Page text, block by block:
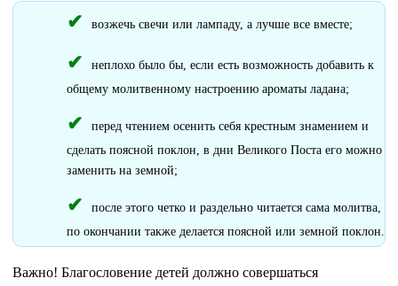
возжечь свечи или лампаду, а лучше все вместе;
неплохо было бы, если есть возможность добавить к
общему молитвенному настроению ароматы ладана;
перед чтением осенить себя крестным знамением и
сделать поясной поклон, в дни Великого Поста его можно
заменить на земной;
после этого четко и раздельно читается сама молитва,
по окончании также делается поясной или земной поклон.
Важно! Благословение детей должно совершаться